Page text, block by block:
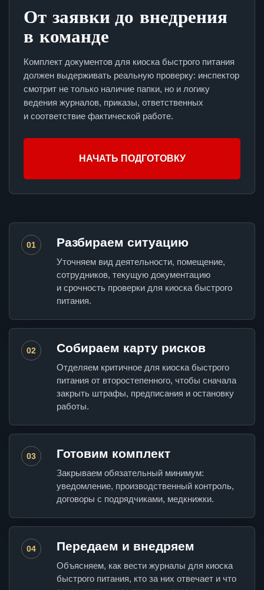
От заявки до внедрения
в команде
Комплект документов для киоска быстрого питания
должен выдерживать реальную проверку: инспектор
смотрит не только наличие папки, но и логику
ведения журналов, приказы, ответственных
и соответствие фактической работе.
НАЧАТЬ ПОДГОТОВКУ
01 Разбираем ситуацию
Уточняем вид деятельности, помещение,
сотрудников, текущую документацию
и срочность проверки для киоска быстрого
питания.
02 Собираем карту рисков
Отделяем критичное для киоска быстрого
питания от второстепенного, чтобы сначала
закрыть штрафы, предписания и остановку
работы.
03 Готовим комплект
Закрываем обязательный минимум:
уведомление, производственный контроль,
договоры с подрядчиками, медкнижки.
04 Передаем и внедряем
Объясняем, как вести журналы для киоска
быстрого питания, кто за них отвечает и что